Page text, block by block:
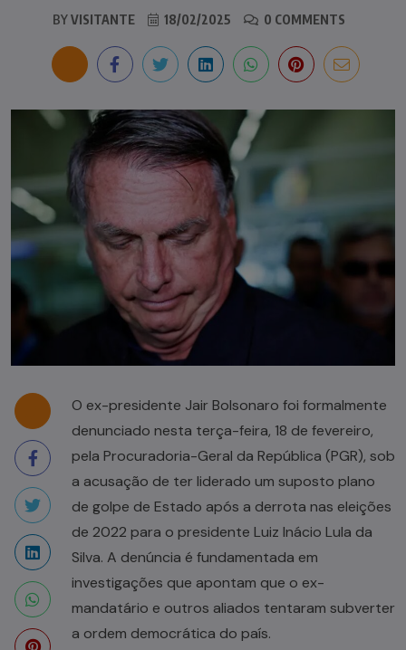
BYVISITANTE 18/02/2025 0 COMMENTS
O ex-presidente Jair Bolsonaro foi formalmente
denunciado nesta terça-feira, 18 de fevereiro,
pela Procuradoria-Geral da República (PGR), sob
a acusação de ter liderado um suposto plano
de golpe de Estado após a derrota nas eleições
de 2022 para o presidente Luiz Inácio Lula da
Silva. A denúncia é fundamentada em
investigações que apontam que o ex-
mandatário e outros aliados tentaram subverter
a ordem democrática do país.